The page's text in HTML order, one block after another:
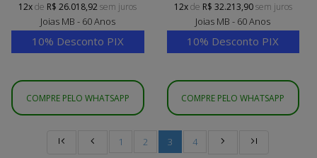
12xde R$ 26.018,92sem juros
Joias MB - 60 Anos
10% Desconto PIX
COMPRE PELO WHATSAPP
12xde R$ 32.213,90sem juros
Joias MB - 60 Anos
10% Desconto PIX
COMPRE PELO WHATSAPP
1 2 3
4